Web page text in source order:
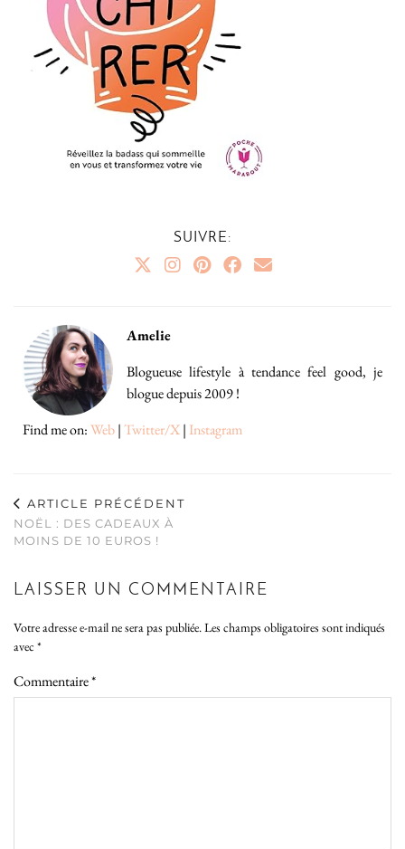
SUIVRE:
Amelie
Blogueuse lifestyle à tendance feel good, je
blogue depuis 2009 !
Find me on:Web|Twitter/X| Instagram
ARTICLE PRÉCÉDENT
NOËL : DES CADEAUX À
MOINS DE 10 EUROS !
LAISSER UN COMMENTAIRE
Votre adresse e-mail ne sera pas publiée. Les champs obligatoires sont indiqués
avec *
Commentaire*